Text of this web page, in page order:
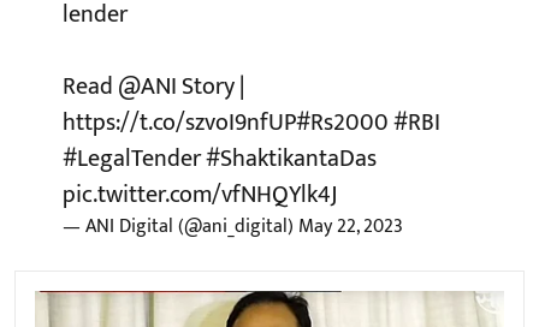
lender
Read@ANIStory |
https://t.co/szvoI9nfUP#Rs2000#RBI
#LegalTender#ShaktikantaDas
pic.twitter.com/vfNHQYlk4J
— ANI Digital (@ani_digital) May 22, 2023